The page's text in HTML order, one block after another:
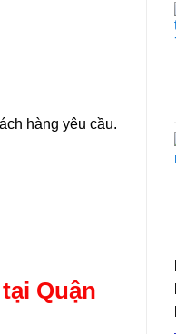
hàng yêu cầu.
Quận